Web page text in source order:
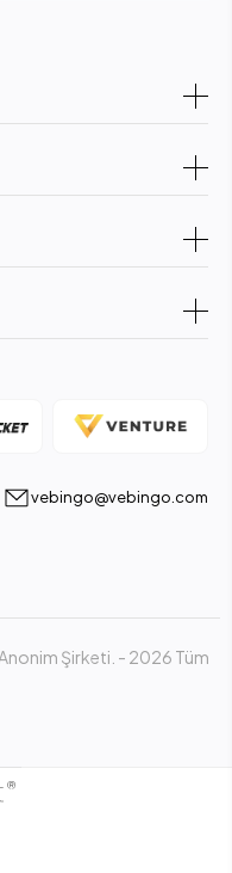
vebingo@vebingo.com
Şirketi. - 2026 Tüm